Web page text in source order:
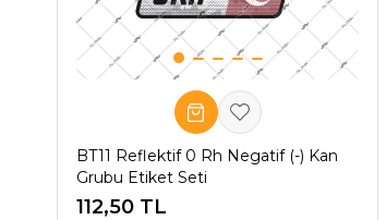
BT11 Reflektif 0 Rh Negatif (-) Kan
Grubu Etiket Seti
112,50 TL